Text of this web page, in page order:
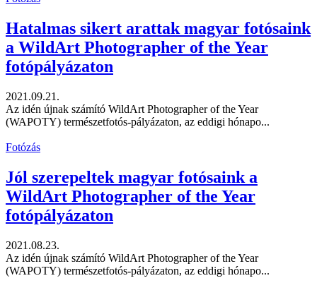
Hatalmas sikert arattak magyar fotósaink
a WildArt Photographer of the Year
fotópályázaton
2021.09.21.
Az idén újnak számító WildArt Photographer of the Year
(WAPOTY) természetfotós-pályázaton, az eddigi hónapo...
Fotózás
Jól szerepeltek magyar fotósaink a
WildArt Photographer of the Year
fotópályázaton
2021.08.23.
Az idén újnak számító WildArt Photographer of the Year
(WAPOTY) természetfotós-pályázaton, az eddigi hónapo...